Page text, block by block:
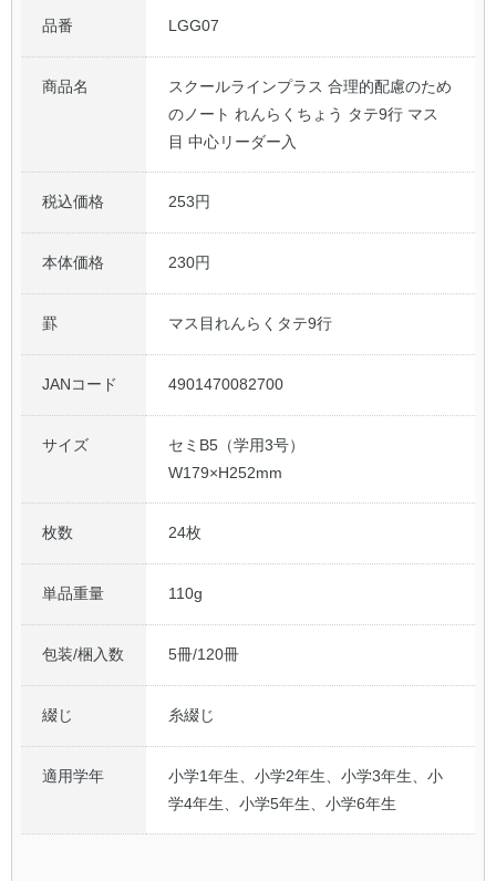
品番 LGG07
商品名
スクールラインプラス 合理的配慮のため
のノート れんらくちょう タテ9行 マス
目 中心リーダー入
税込価格 253円
本体価格 230円
罫 マス目れんらくタテ9行
JANコード 4901470082700
サイズ
セミB5（学用3号）
W179×H252mm
枚数 24枚
単品重量 110g
包装/梱入数 5冊/120冊
綴じ 糸綴じ
適用学年
小学1年生、小学2年生、小学3年生、小
学4年生、小学5年生、小学6年生